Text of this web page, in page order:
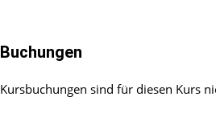
Buchungen
Kursbuchungen sind für diesen Kurs